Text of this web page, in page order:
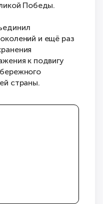
Победы.
и ещё раз
к подвигу
страны.